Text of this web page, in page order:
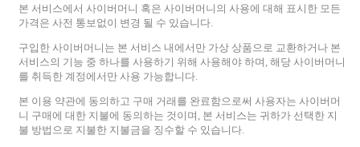
본 서비스에서 사이버머니 혹은 사이버머니의 사용에 대해 표시한 모든
가격은 사전 통보없이 변경 될 수 있습니다.
구입한 사이버머니는 본 서비스 내에서만 가상 상품으로 교환하거나 본
서비스의 기능 중 하나를 사용하기 위해 사용해야 하며, 해당 사이버머니
를 취득한 계정에서만 사용 가능합니다.
본 이용 약관에 동의하고 구매 거래를 완료함으로써 사용자는 사이버머
니 구매에 대한 지불에 동의하는 것이며, 본 서비스는 귀하가 선택한 지
불 방법으로 지불한 지불금을 징수할 수 있습니다.